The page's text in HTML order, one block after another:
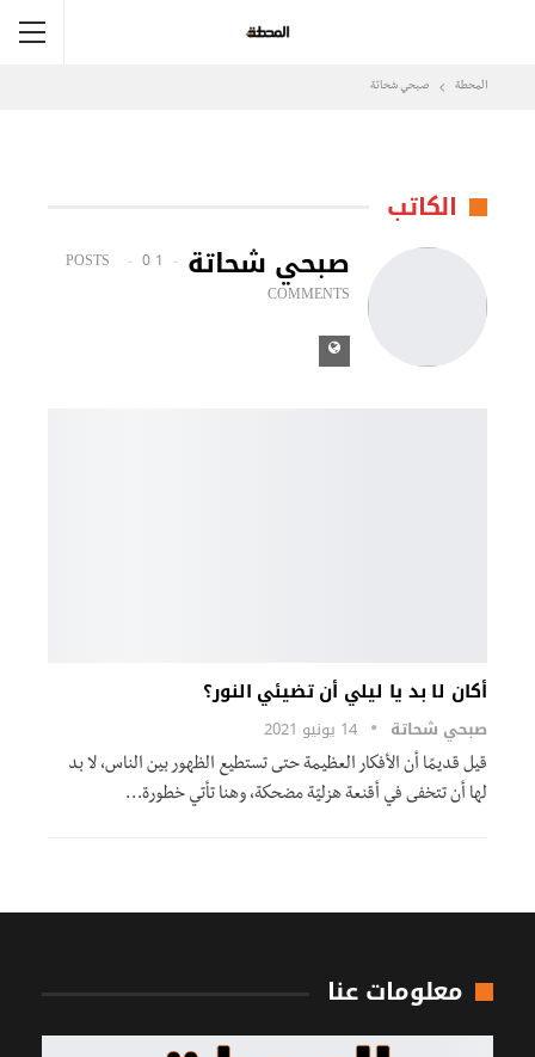
المحطة صبحي شحاتة
الكاتب
صبحي شحاتة 1 POSTS
0
COMMENTS
أكان لا بد يا ليلي أن تضيئي النور؟
صبحي شحاتة 14 يونيو 2021
قيل قديمًا أن الأفكار العظيمة حتى تستطيع الظهور بين الناس، لا بد
لها أن تتخفى في أقنعة هزليّة مضحكة، وهنا تأتي خطورة…
معلومات عنا